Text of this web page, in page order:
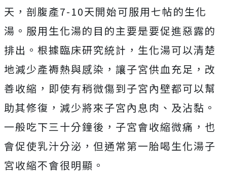
天，剖腹產7-10天開始可服用七帖的生化
湯。服用生化湯的目的主要是要促進惡露的
排出。根據臨床研究統計，生化湯可以清楚
地減少產褥熱與感染，讓子宮供血充足，改
善收縮，即使有稍微傷到子宮內壁都可以幫
助其修復，減少將來子宮內息肉、及沾黏。
一般吃下三十分鐘後，子宮會收縮微痛，也
會促使乳汁分泌，但通常第一胎喝生化湯子
宮收縮不會很明顯。